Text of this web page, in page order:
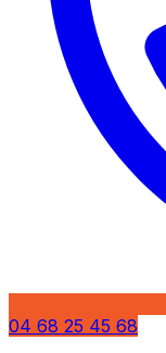
04 68 25 45 68